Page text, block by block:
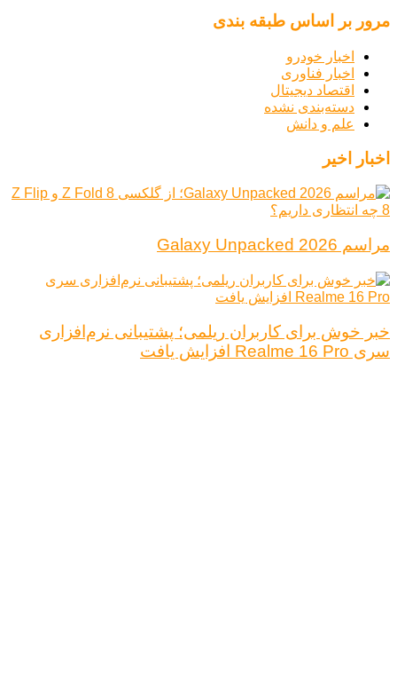
مرور بر اساس طبقه بندی
اخبار خودرو
اخبار فناوری
اقتصاد دیجیتال
دسته‌بندی نشده
علم و دانش
اخبار اخیر
مراسم Galaxy Unpacked 2026
خبر خوش برای کاربران ریلمی؛ پشتیبانی نرم‌افزاری
سری Realme 16 Pro افزایش یافت